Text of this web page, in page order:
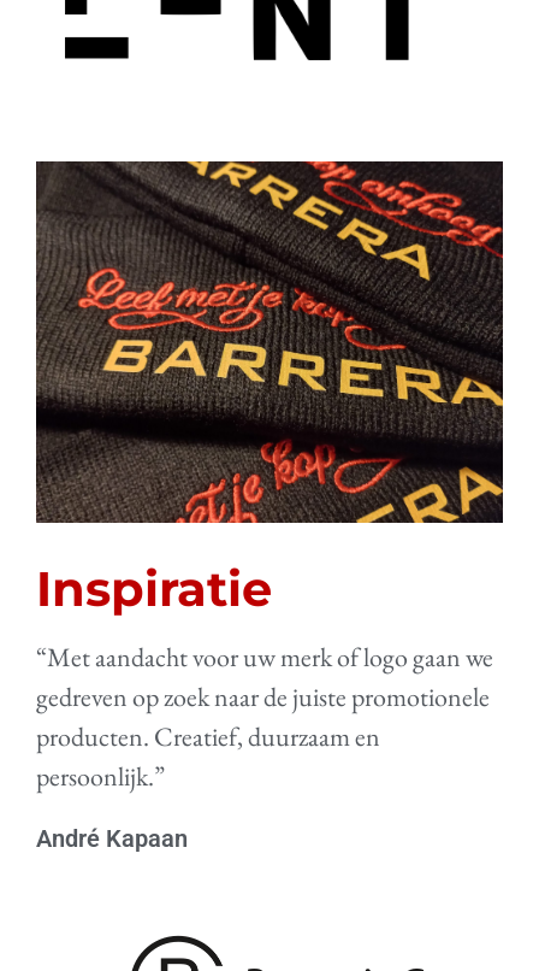
Inspiratie
“Met aandacht voor uw merk of logo gaan we
gedreven op zoek naar de juiste promotionele
producten. Creatief, duurzaam en
persoonlijk.”
André Kapaan